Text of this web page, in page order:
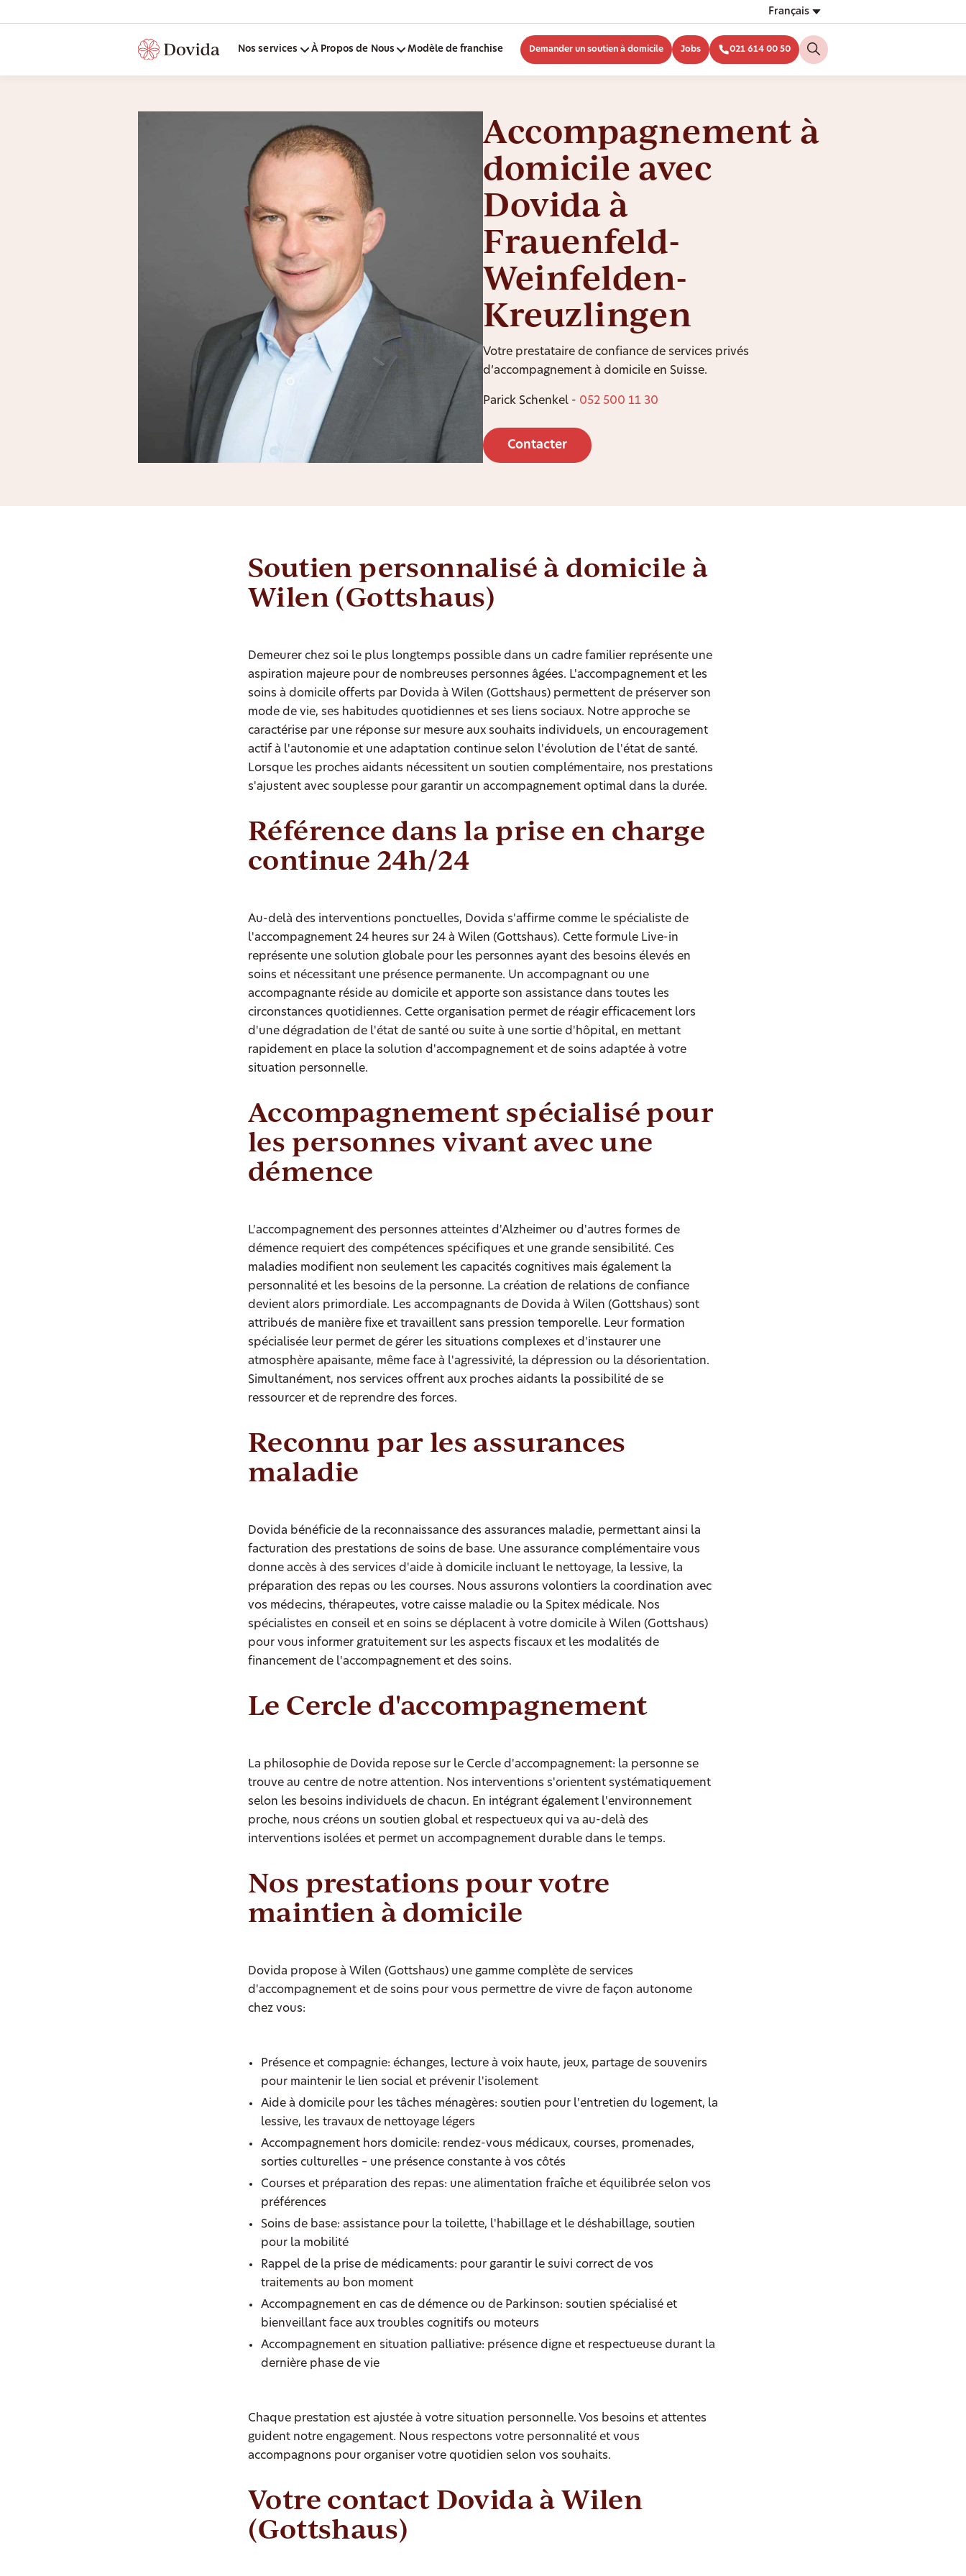
Français
Nos services À Propos de Nous Modèle de franchise Demander un soutien à domicile Jobs 021 614 00 50
Accompagnement à
domicile avec
Dovida à
Frauenfeld-
Weinfelden-
Kreuzlingen
Votre prestataire de confiance de services privés
d’accompagnement à domicile en Suisse.
Parick Schenkel - 052 500 11 30
Contacter
Soutien personnalisé à domicile à
Wilen (Gottshaus)
Demeurer chez soi le plus longtemps possible dans un cadre familier représente une
aspiration majeure pour de nombreuses personnes âgées. L'accompagnement et les
soins à domicile offerts par Dovida à Wilen (Gottshaus) permettent de préserver son
mode de vie, ses habitudes quotidiennes et ses liens sociaux. Notre approche se
caractérise par une réponse sur mesure aux souhaits individuels, un encouragement
actif à l'autonomie et une adaptation continue selon l'évolution de l'état de santé.
Lorsque les proches aidants nécessitent un soutien complémentaire, nos prestations
s'ajustent avec souplesse pour garantir un accompagnement optimal dans la durée.
Référence dans la prise en charge
continue 24h/24
Au-delà des interventions ponctuelles, Dovida s'affirme comme le spécialiste de
l'accompagnement 24 heures sur 24 à Wilen (Gottshaus). Cette formule Live-in
représente une solution globale pour les personnes ayant des besoins élevés en
soins et nécessitant une présence permanente. Un accompagnant ou une
accompagnante réside au domicile et apporte son assistance dans toutes les
circonstances quotidiennes. Cette organisation permet de réagir efficacement lors
d'une dégradation de l'état de santé ou suite à une sortie d'hôpital, en mettant
rapidement en place la solution d'accompagnement et de soins adaptée à votre
situation personnelle.
Accompagnement spécialisé pour
les personnes vivant avec une
démence
L'accompagnement des personnes atteintes d'Alzheimer ou d'autres formes de
démence requiert des compétences spécifiques et une grande sensibilité. Ces
maladies modifient non seulement les capacités cognitives mais également la
personnalité et les besoins de la personne. La création de relations de confiance
devient alors primordiale. Les accompagnants de Dovida à Wilen (Gottshaus) sont
attribués de manière fixe et travaillent sans pression temporelle. Leur formation
spécialisée leur permet de gérer les situations complexes et d'instaurer une
atmosphère apaisante, même face à l'agressivité, la dépression ou la désorientation.
Simultanément, nos services offrent aux proches aidants la possibilité de se
ressourcer et de reprendre des forces.
Reconnu par les assurances
maladie
Dovida bénéficie de la reconnaissance des assurances maladie, permettant ainsi la
facturation des prestations de soins de base. Une assurance complémentaire vous
donne accès à des services d'aide à domicile incluant le nettoyage, la lessive, la
préparation des repas ou les courses. Nous assurons volontiers la coordination avec
vos médecins, thérapeutes, votre caisse maladie ou la Spitex médicale. Nos
spécialistes en conseil et en soins se déplacent à votre domicile à Wilen (Gottshaus)
pour vous informer gratuitement sur les aspects fiscaux et les modalités de
financement de l'accompagnement et des soins.
Le Cercle d'accompagnement
La philosophie de Dovida repose sur le Cercle d'accompagnement: la personne se
trouve au centre de notre attention. Nos interventions s'orientent systématiquement
selon les besoins individuels de chacun. En intégrant également l'environnement
proche, nous créons un soutien global et respectueux qui va au-delà des
interventions isolées et permet un accompagnement durable dans le temps.
Nos prestations pour votre
maintien à domicile
Dovida propose à Wilen (Gottshaus) une gamme complète de services
d'accompagnement et de soins pour vous permettre de vivre de façon autonome
chez vous:
Présence et compagnie: échanges, lecture à voix haute, jeux, partage de souvenirs
pour maintenir le lien social et prévenir l'isolement
Aide à domicile pour les tâches ménagères: soutien pour l'entretien du logement, la
lessive, les travaux de nettoyage légers
Accompagnement hors domicile: rendez-vous médicaux, courses, promenades,
sorties culturelles – une présence constante à vos côtés
Courses et préparation des repas: une alimentation fraîche et équilibrée selon vos
préférences
Soins de base: assistance pour la toilette, l'habillage et le déshabillage, soutien
pour la mobilité
Rappel de la prise de médicaments: pour garantir le suivi correct de vos
traitements au bon moment
Accompagnement en cas de démence ou de Parkinson: soutien spécialisé et
bienveillant face aux troubles cognitifs ou moteurs
Accompagnement en situation palliative: présence digne et respectueuse durant la
dernière phase de vie
Chaque prestation est ajustée à votre situation personnelle. Vos besoins et attentes
guident notre engagement. Nous respectons votre personnalité et vous
accompagnons pour organiser votre quotidien selon vos souhaits.
Votre contact Dovida à Wilen
(Gottshaus)